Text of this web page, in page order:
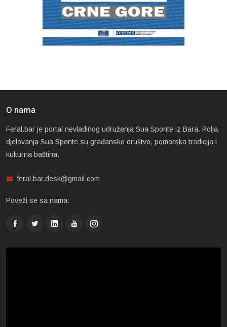
O nama
Feral.bar je portal nevladinog udruženja Sua Sponte iz Bara. Polja
djelovanja Sua Sponte su građansko društvo, pomorska tradicija i
kulturna baština.
feral.bar.desk@gmail.com
Poveži se sa nama: